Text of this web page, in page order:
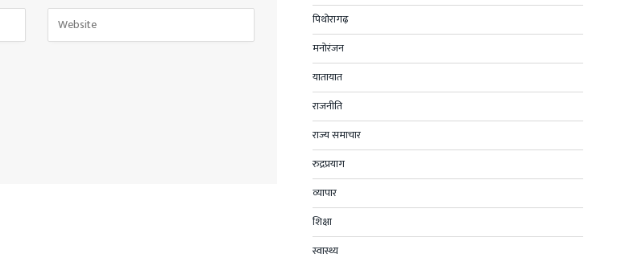
पिथोरागढ़
मनोरंजन
यातायात
राजनीति
राज्य समाचार
रुद्रप्रयाग
व्यापार
शिक्षा
स्वास्थ्य